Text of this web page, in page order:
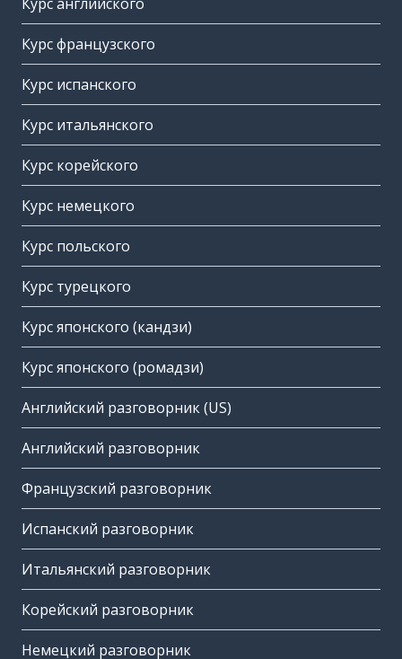
Курс французского
Курс испанского
Курс итальянского
Курс корейского
Курс немецкого
Курс польского
Курс турецкого
Курс японского (кандзи)
Курс японского (ромадзи)
Английский разговорник (US)
Английский разговорник
Французский разговорник
Испанский разговорник
Итальянский разговорник
Корейский разговорник
Немецкий разговорник